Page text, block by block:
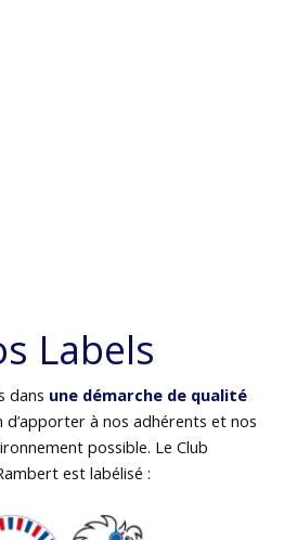
Labels
dans une démarche de qualité
d’apporter à nos adhérents et nos
possible. Le Club
est labélisé :